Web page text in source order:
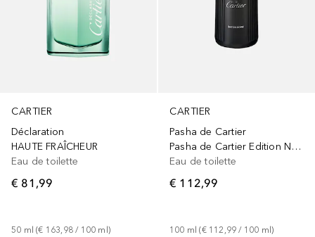
CARTIER
Déclaration
HAUTE FRAÎCHEUR
Eau de toilette
€ 81,99
50 ml (€ 163,98 / 100 ml)
CARTIER
Pasha de Cartier
Pasha de Cartier Edition Noire Eau de Toilette Spray
Eau de toilette
€ 112,99
100 ml (€ 112,99 / 100 ml)